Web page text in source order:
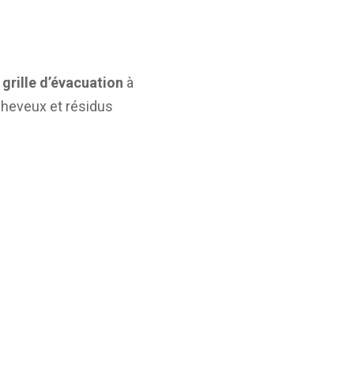
grille d’évacuation à
et résidus